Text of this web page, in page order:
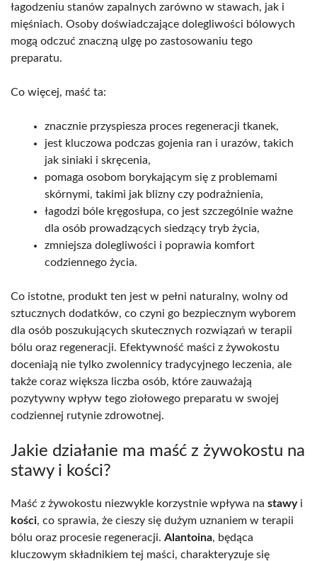
łagodzeniu stanów zapalnych zarówno w stawach, jak i
mięśniach. Osoby doświadczające dolegliwości bólowych
mogą odczuć znaczną ulgę po zastosowaniu tego
preparatu.
Co więcej, maść ta:
znacznie przyspiesza proces regeneracji tkanek,
jest kluczowa podczas gojenia ran i urazów, takich
jak siniaki i skręcenia,
pomaga osobom borykającym się z problemami
skórnymi, takimi jak blizny czy podrażnienia,
łagodzi bóle kręgosłupa, co jest szczególnie ważne
dla osób prowadzących siedzący tryb życia,
zmniejsza dolegliwości i poprawia komfort
codziennego życia.
Co istotne, produkt ten jest w pełni naturalny, wolny od
sztucznych dodatków, co czyni go bezpiecznym wyborem
dla osób poszukujących skutecznych rozwiązań w terapii
bólu oraz regeneracji. Efektywność maści z żywokostu
doceniają nie tylko zwolennicy tradycyjnego leczenia, ale
także coraz większa liczba osób, które zauważają
pozytywny wpływ tego ziołowego preparatu w swojej
codziennej rutynie zdrowotnej.
Jakie działanie ma maść z żywokostu na
stawy i kości?
Maść z żywokostu niezwykle korzystnie wpływa na stawyi
kości, co sprawia, że cieszy się dużym uznaniem w terapii
bólu oraz procesie regeneracji. Alantoina, będąca
kluczowym składnikiem tej maści, charakteryzuje się